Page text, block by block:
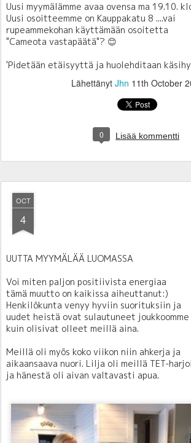
Uusi myymälämme avaa ovensa ma 19.10.
Uusi osoitteemme on Kauppakatu 8 ....vai
rupeammekohan käyttämään osoitetta
"Cameota vastapäätä"? 😊
'Pidetään etäisyyttä ja huolehditaan
Lähettänyt Jhn 11th October
0 Lisää kommentti
OCT
4
UUTTA MYYMÄLÄÄ LUOMASSA
Voi miten paljon positiivista energiaa
tämä muutto on kaikissa aiheuttanut:)
Henkilökunta venyy hyviin suorituksiin ja
uudet heistä ovat sulautuneet joukkoomme
kuin olisivat olleet meillä aina.
Meillä oli myös koko viikon niin ahkerja ja
aikaansaava nuori. Lilja oli meillä TET-
ja hänestä oli aivan valtavasti apua.